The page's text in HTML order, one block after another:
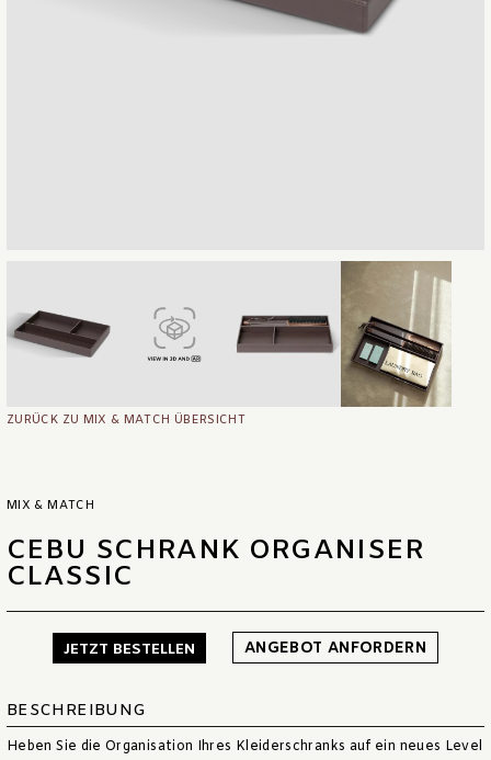
ZURÜCK ZU MIX & MATCH ÜBERSICHT
MIX & MATCH
CEBU SCHRANK ORGANISER
CLASSIC
JETZT BESTELLEN ANGEBOT ANFORDERN
BESCHREIBUNG
Heben Sie die Organisation Ihres Kleiderschranks auf ein neues Level